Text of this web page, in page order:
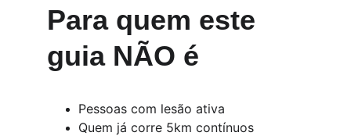
Para quem este
guia NÃO é
Pessoas com lesão ativa
Quem já corre 5km contínuos